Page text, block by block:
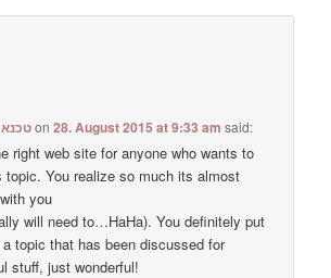
on28. August 2015 at 9:33 am said:
right web site for anyone who wants to
topic. You realize so much its almost
you
will need to…HaHa). You definitely put
topic that has been discussed for
stuff, just wonderful!